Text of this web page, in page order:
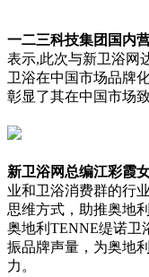
一二三科技集团国内
表示,此次与新卫浴网
卫浴在中国市场品牌
彰显了其在中国市场
新卫浴网总编江彩霞
业和卫浴消费群的行
思维方式，助推奥地
奥地利TENNE缇诺卫
振品牌声量，为奥地
力。